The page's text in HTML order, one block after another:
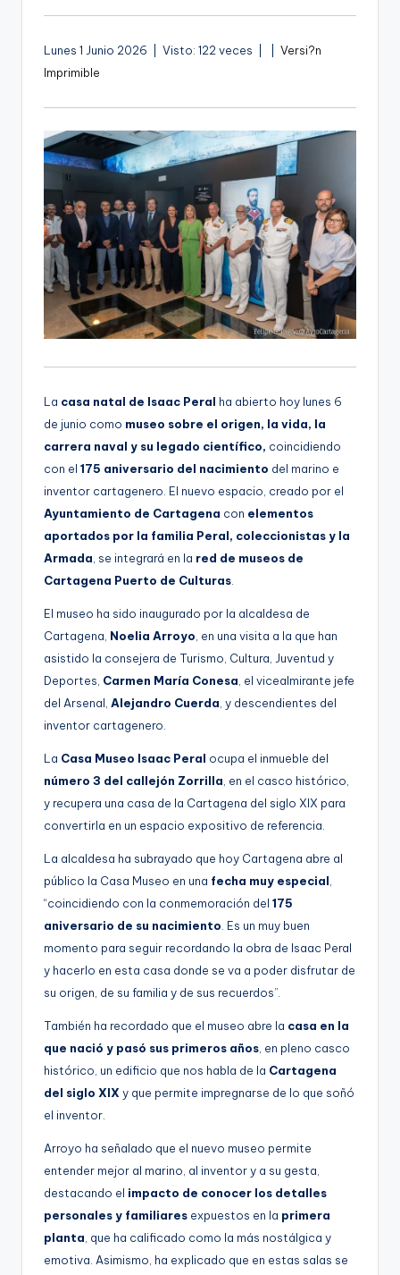
Lunes 1 Junio 2026 | Visto: 122 veces |
Versi?n
Imprimible
La casa natal de Isaac Peral ha abierto hoy lunes 6
de junio como museo sobre el origen, la vida, la
carrera naval y su legado científico, coincidiendo
con el 175 aniversario del nacimiento del marino e
inventor cartagenero. El nuevo espacio, creado por el
Ayuntamiento de Cartagena con elementos
aportados por la familia Peral, coleccionistas y la
Armada , se integrará en la red de museos de
Cartagena Puerto de Culturas
El museo ha sido inaugurado por la alcaldesa de
Cartagena, Noelia Arroyo , en una visita a la que han
asistido la consejera de Turismo, Cultura, Juventud y
Deportes, Carmen María Conesa , el vicealmirante jefe
del Arsenal, Alejandro Cuerda , y descendientes del
inventor cartagenero.
La Casa Museo Isaac Peral ocupa el inmueble del
número 3 del callejón Zorrilla , en el casco histórico,
y recupera una casa de la Cartagena del siglo XIX para
convertirla en un espacio expositivo de referencia.
La alcaldesa ha subrayado que hoy Cartagena abre al
público la Casa Museo en una fecha muy especial
“coincidiendo con la conmemoración del 175
aniversario de su nacimiento . Es un muy buen
momento para seguir recordando la obra de Isaac Peral
y hacerlo en esta casa donde se va a poder disfrutar de
su origen, de su familia y de sus recuerdos”.
También ha recordado que el museo abre la casa en la
que nació y pasó sus primeros años , en pleno casco
histórico, un edificio que nos habla de la Cartagena
del siglo XIX y que permite impregnarse de lo que soñó
el inventor.
Arroyo ha señalado que el nuevo museo permite
entender mejor al marino, al inventor y a su gesta,
destacando el impacto de conocer los detalles
personales y familiares expuestos en la primera
planta , que ha calificado como la más nostálgica y
emotiva. Asimismo, ha explicado que en estas salas se